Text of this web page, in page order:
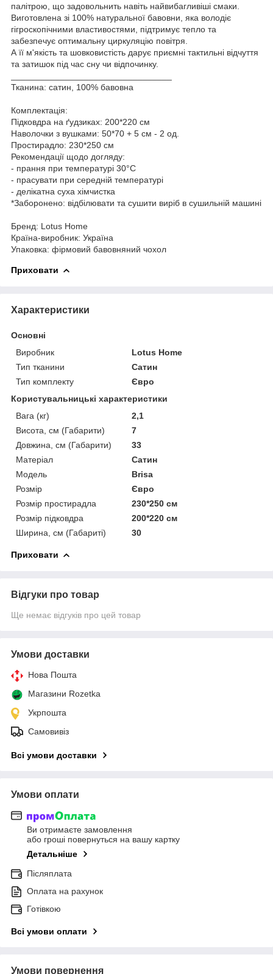
палітрою, що задовольнить навіть найвибагливіші смаки.
Виготовлена зі 100% натуральної бавовни, яка володіє
гігроскопічними властивостями, підтримує тепло та
забезпечує оптимальну циркуляцію повітря.
А її м'якість та шовковистість дарує приємні тактильні відчуття
та затишок під час сну чи відпочинку.
Тканина: сатин, 100% бавовна
Комплектація:
Підковдра на ґудзиках: 200*220 см
Наволочки з вушками: 50*70 + 5 см - 2 од.
Простирадло: 230*250 см
Рекомендації щодо догляду:
- прання при температурі 30°C
- прасувати при середній температурі
- делікатна суха хімчистка
*Заборонено: відбілювати та сушити виріб в сушильній машині
Бренд: Lotus Home
Країна-виробник: Україна
Упаковка: фірмовий бавовняний чохол
Приховати
Характеристики
Основні
Виробник
Lotus Home
Тип тканини
Сатин
Тип комплекту
Євро
Користувальницькі характеристики
Вага (кг)
2,1
Висота, см (Габарити)
7
Довжина, см (Габарити)
33
Матеріал
Сатин
Мoдель
Brisa
Розмір
Євро
Розмір простирадла
230*250 см
Розмір підковдра
200*220 см
Ширина, см (Габариті)
30
Приховати
Відгуки про товар
Ще немає відгуків про цей товар
Умови доставки
Нова Пошта
Магазини Rozetka
Укрпошта
Самовивіз
Всі умови доставки
Умови оплати
Ви отримаєте замовлення
або гроші повернуться на вашу картку
Детальніше
Післяплата
Оплата на рахунок
Готівкою
Всі умови оплати
Умови повернення